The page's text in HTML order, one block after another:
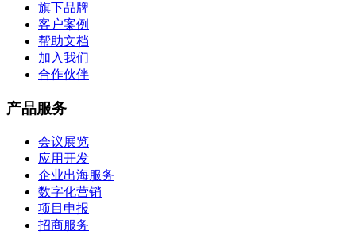
旗下品牌
客户案例
帮助文档
加入我们
合作伙伴
产品服务
会议展览
应用开发
企业出海服务
数字化营销
项目申报
招商服务